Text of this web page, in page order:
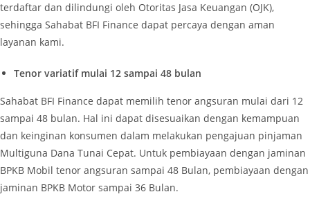
terdaftar dan dilindungi oleh Otoritas Jasa Keuangan (OJK),
sehingga Sahabat BFI Finance dapat percaya dengan aman
layanan kami.
Tenor variatif mulai 12 sampai 48 bulan
Sahabat BFI Finance dapat memilih tenor angsuran mulai dari 12
sampai 48 bulan. Hal ini dapat disesuaikan dengan kemampuan
dan keinginan konsumen dalam melakukan pengajuan pinjaman
Multiguna Dana Tunai Cepat. Untuk pembiayaan dengan jaminan
BPKB Mobil tenor angsuran sampai 48 Bulan, pembiayaan dengan
jaminan BPKB Motor sampai 36 Bulan.